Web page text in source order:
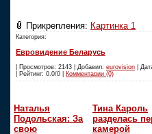
Прикрепления: Картинка 1
Категория:
Евровидение Беларусь
| Просмотров: 2143 | Добавил: eurovision |
| Рейтинг: 0.0/0 | Комментарии (0)
Наталья
Подольская: За
свою
Тина Кароль
разделась
камерой